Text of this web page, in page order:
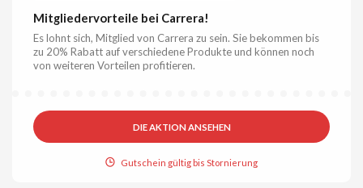
Mitgliedervorteile bei Carrera!
Es lohnt sich, Mitglied von Carrera zu sein. Sie bekommen bis
zu 20% Rabatt auf verschiedene Produkte und können noch
von weiteren Vorteilen profitieren.
DIE AKTION ANSEHEN
Gutschein gültig bis Stornierung